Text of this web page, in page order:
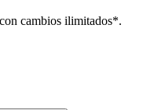
cambios ilimitados*.